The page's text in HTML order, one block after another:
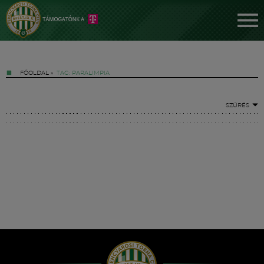
FŐOLDAL » TAG: PARALIMPIA
SZŰRÉS
Hírek